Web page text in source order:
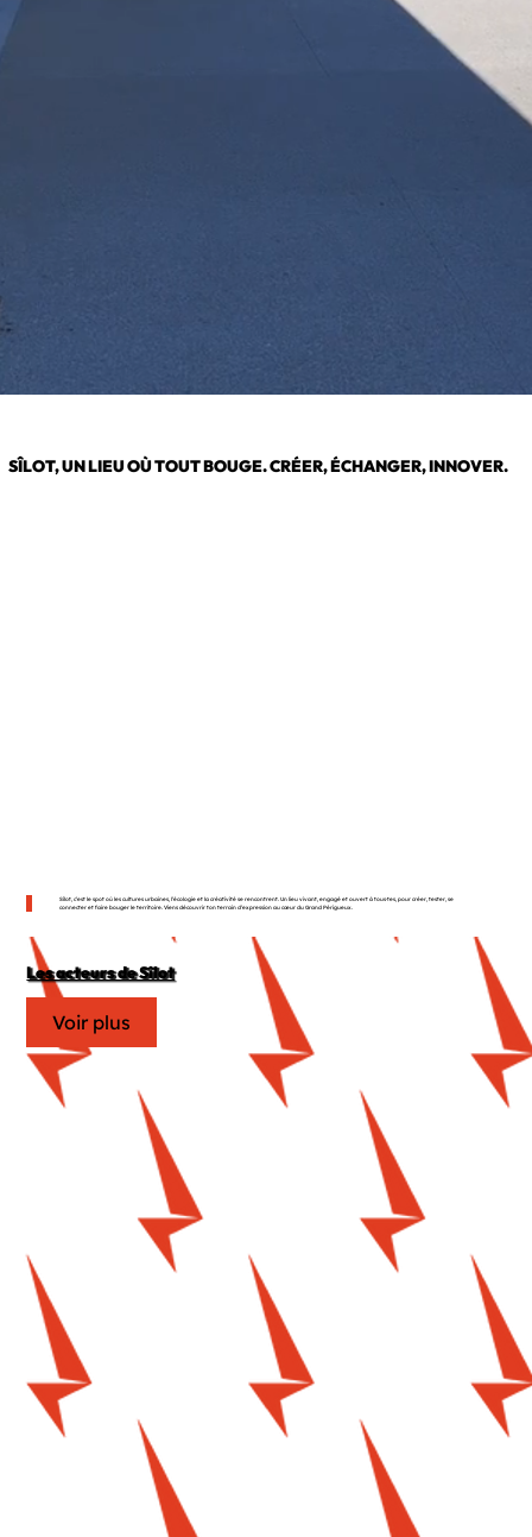
SÎLOT, UN LIEU OÙ TOUT BOUGE. CRÉER, ÉCHANGER, INNOVER.
Sîlot, c’est le spot où les cultures urbaines, l’écologie et la créativité se rencontrent. Un lieu vivant, engagé et ouvert à tous·tes, pour créer, tester, se
connecter et faire bouger le territoire. Viens découvrir ton terrain d’expression au cœur du Grand Périgueux.
Les acteurs de Sîlot
Voir plus